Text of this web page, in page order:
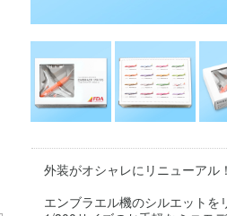
外装がオシャレにリニューアル！
エンブラエル機のシルエットを